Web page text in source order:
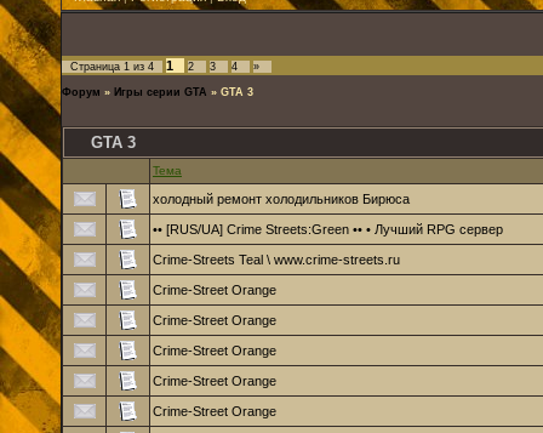
Страница 1 из 4 1 2 3 4 »
Форум » Игры серии GTA » GTA 3
GTA 3
Тема
холодный ремонт холодильников Бирюса
•• [RUS/UA] Crime Streets:Green •• • Лучший RPG сервер
Crime-Streets Teal \ www.crime-streets.ru
Crime-Street Orange
Crime-Street Orange
Crime-Street Orange
Crime-Street Orange
Crime-Street Orange